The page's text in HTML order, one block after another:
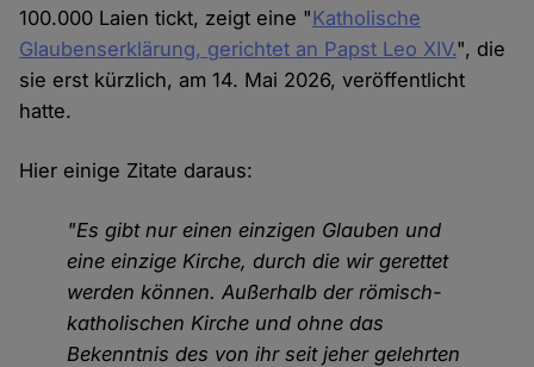
100.000 Laien tickt, zeigt eine "Katholische
Glaubenserklärung, gerichtet an Papst Leo XIV.", die
sie erst kürzlich, am 14. Mai 2026, veröffentlicht
hatte.
Hier einige Zitate daraus:
"Es gibt nur einen einzigen Glauben und
eine einzige Kirche, durch die wir gerettet
werden können. Außerhalb der römisch-
katholischen Kirche und ohne das
Bekenntnis des von ihr seit jeher gelehrten